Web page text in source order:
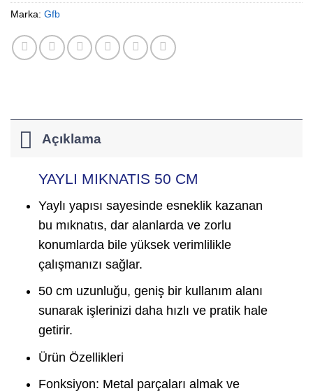
Marka: Gfb
Açıklama
YAYLI MIKNATIS 50 CM
Yaylı yapısı sayesinde esneklik kazanan
bu mıknatıs, dar alanlarda ve zorlu
konumlarda bile yüksek verimlilikle
çalışmanızı sağlar.
50 cm uzunluğu, geniş bir kullanım alanı
sunarak işlerinizi daha hızlı ve pratik hale
getirir.
Ürün Özellikleri
Fonksiyon: Metal parçaları almak ve